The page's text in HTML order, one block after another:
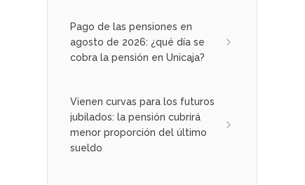
Pago de las pensiones en
agosto de 2026: ¿qué día se
cobra la pensión en Unicaja?
Vienen curvas para los futuros
jubilados: la pensión cubrirá
menor proporción del último
sueldo